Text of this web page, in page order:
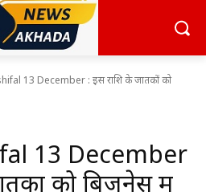
13 December : इस राशि के जातकों को
13 December
को बिजनेस में